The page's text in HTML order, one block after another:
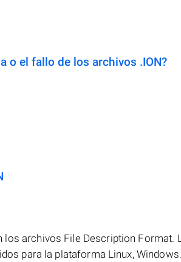
o el fallo de los archivos .ION?
archivos File Description Format.
para la plataforma Linux,